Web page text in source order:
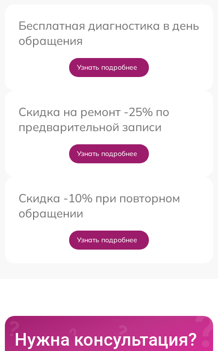
Бесплатная диагностика в день
обращения
Узнать подробнее
Скидка на ремонт -25% по
предварительной записи
Узнать подробнее
Скидка -10% при повторном
обращении
Узнать подробнее
Нужна консультация?